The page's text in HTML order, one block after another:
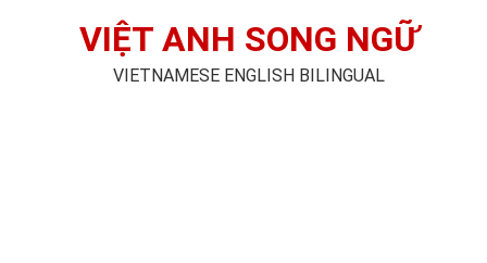
VIỆT ANH SONG NGỮ
VIETNAMESE ENGLISH BILINGUAL